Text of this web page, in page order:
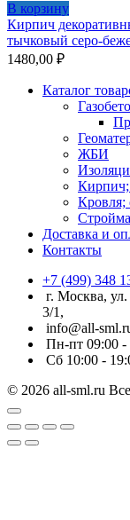
В корзину
Кирпич
тычковый серо-
1480,00 ₽
Каталог
ЖБИ
Кирпич;
Кровля;
Доставка и
Контакты
+7 (499) 348
г. Москва,
3/1,
info@all-
Пн-пт 09:00 -
Сб 10:00 -
© 2026 all-sml.ru